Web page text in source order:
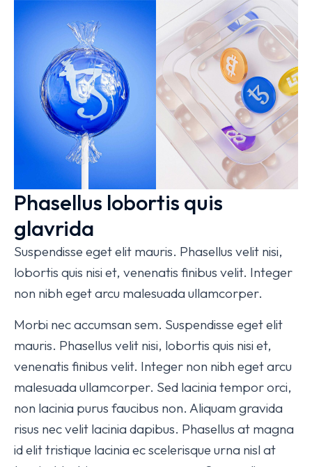
Phasellus lobortis quis
glavrida
Suspendisse eget elit mauris. Phasellus velit nisi,
lobortis quis nisi et, venenatis finibus velit. Integer
non nibh eget arcu malesuada ullamcorper.
Morbi nec accumsan sem. Suspendisse eget elit
mauris. Phasellus velit nisi, lobortis quis nisi et,
venenatis finibus velit. Integer non nibh eget arcu
malesuada ullamcorper. Sed lacinia tempor orci,
non lacinia purus faucibus non. Aliquam gravida
risus nec velit lacinia dapibus. Phasellus at magna
id elit tristique lacinia ec scelerisque urna nisl at